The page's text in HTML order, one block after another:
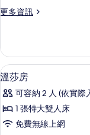
的
有
相
片
更多資訊
更
房
的
詳
顯
示
溫
莎
28
溫莎房
可容納 2 人 (依實際
1 張特大雙人床
免費無線上網